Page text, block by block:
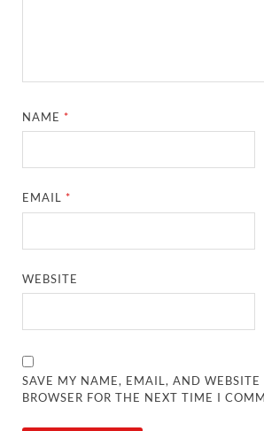
NAME*
EMAIL*
WEBSITE
SAVE MY NAME, EMAIL, AND
BROWSER FOR THE NEXT TIME I